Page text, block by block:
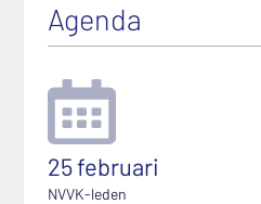
Agenda
25 februari
NVVK-leden